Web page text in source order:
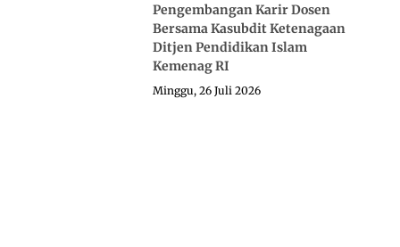
Pengembangan Karir Dosen
Bersama Kasubdit Ketenagaan
Ditjen Pendidikan Islam
Kemenag RI
Minggu, 26 Juli 2026